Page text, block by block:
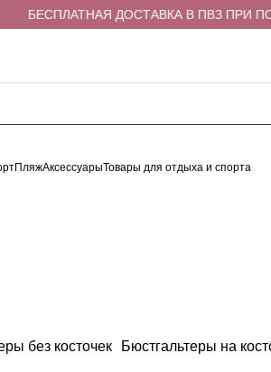
БЕСПЛАТНАЯ ДОСТАВКА В ПВЗ ПРИ
ПляжАксессуарыТовары для отдыха и спорта
без косточек Бюстгальтеры на